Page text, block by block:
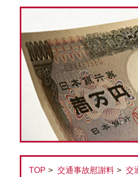
TOP 交通事故慰謝料 交